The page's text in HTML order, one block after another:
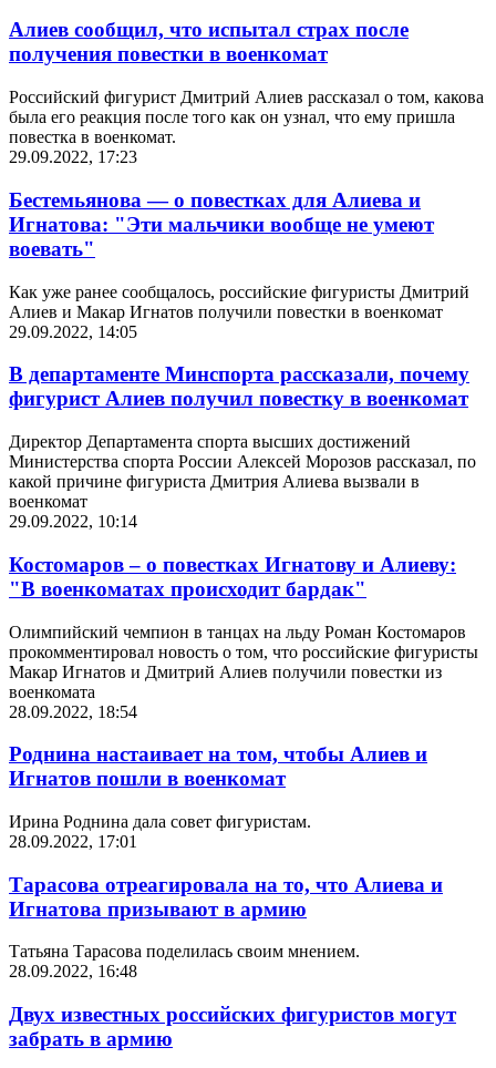
Алиев сообщил, что испытал страх после
получения повестки в военкомат
Российский фигурист Дмитрий Алиев рассказал о том, какова
была его реакция после того как он узнал, что ему пришла
повестка в военкомат.
29.09.2022, 17:23
Бестемьянова — о повестках для Алиева и
Игнатова: "Эти мальчики вообще не умеют
воевать"
Как уже ранее сообщалось, российские фигуристы Дмитрий
Алиев и Макар Игнатов получили повестки в военкомат
29.09.2022, 14:05
В департаменте Минспорта рассказали, почему
фигурист Алиев получил повестку в военкомат
Директор Департамента спорта высших достижений
Министерства спорта России Алексей Морозов рассказал, по
какой причине фигуриста Дмитрия Алиева вызвали в
военкомат
29.09.2022, 10:14
Костомаров – о повестках Игнатову и Алиеву:
"В военкоматах происходит бардак"
Олимпийский чемпион в танцах на льду Роман Костомаров
прокомментировал новость о том, что российские фигуристы
Макар Игнатов и Дмитрий Алиев получили повестки из
военкомата
28.09.2022, 18:54
Роднина настаивает на том, чтобы Алиев и
Игнатов пошли в военкомат
Ирина Роднина дала совет фигуристам.
28.09.2022, 17:01
Тарасова отреагировала на то, что Алиева и
Игнатова призывают в армию
Татьяна Тарасова поделилась своим мнением.
28.09.2022, 16:48
Двух известных российских фигуристов могут
забрать в армию